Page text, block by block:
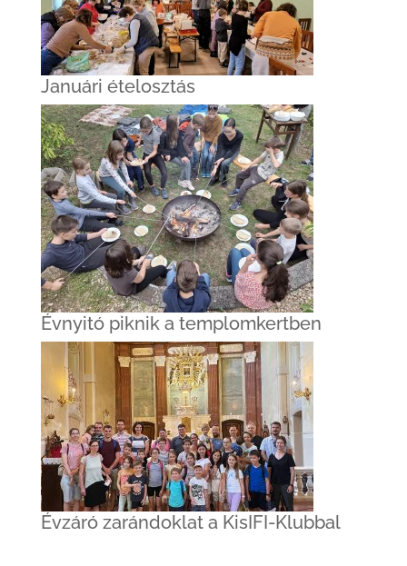
Januári ételosztás
Évnyitó piknik a templomkertben
Évzáró zarándoklat a KisIFI-Klubbal